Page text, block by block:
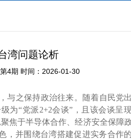
湾问题论析
4期 时间：2026-01-30
与之保持政治往来。随着自民党
为“党派2+2会谈”，且该会谈呈
焦于半导体合作、经济安全保障
，并围绕台湾搭建促进实务合作